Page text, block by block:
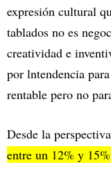
expresión cultural
tablados no es
creatividad e
por lntendencia
rentable pero no
Desde la
entre un 12% y